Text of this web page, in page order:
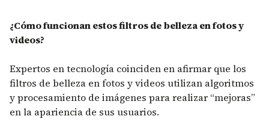
¿Cómo funcionan estos filtros de belleza en fotos y
videos?
Expertos en tecnología coinciden en afirmar que los
filtros de belleza en fotos y videos utilizan algoritmos
y procesamiento de imágenes para realizar “mejoras”
en la apariencia de sus usuarios.